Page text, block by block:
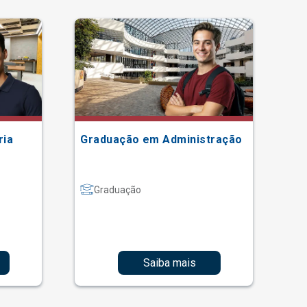
Graduação em Administração
Graduação
Saiba mais